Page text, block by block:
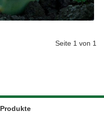
Seite 1 von 1
Produkte